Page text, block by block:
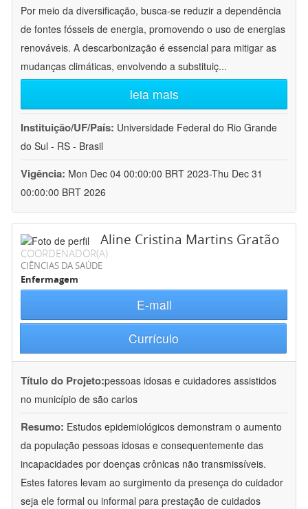
Por meio da diversificação, busca-se reduzir a dependência
de fontes fósseis de energia, promovendo o uso de energias
renováveis. A descarbonização é essencial para mitigar as
mudanças climáticas, envolvendo a substituiç...
leia mais
Instituição/UF/País: Universidade Federal do Rio Grande
do Sul - RS - Brasil
Vigência: Mon Dec 04 00:00:00 BRT 2023-Thu Dec 31
00:00:00 BRT 2026
Aline Cristina Martins Gratão
COORDENADOR(A)
CIÊNCIAS DA SAÚDE
Enfermagem
E-mail
Currículo
Título do Projeto:pessoas idosas e cuidadores assistidos
no município de são carlos
Resumo: Estudos epidemiológicos demonstram o aumento
da população pessoas idosas e consequentemente das
incapacidades por doenças crônicas não transmissíveis.
Estes fatores levam ao surgimento da presença do cuidador
seja ele formal ou informal para prestação de cuidados